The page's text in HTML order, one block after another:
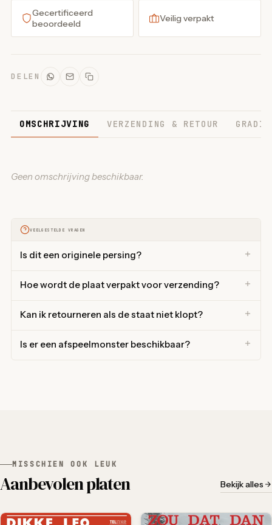
Gecertificeerd
beoordeeld
Veilig verpakt
DELEN
OMSCHRIJVING VERZENDING & RETOUR
Geen omschrijving beschikbaar.
VEELGESTELDE VRAGEN
Is dit een originele persing?
Hoe wordt de plaat verpakt voor verzending?
Kan ik retourneren als de staat niet klopt?
Is er een afspeelmonster beschikbaar?
MISSCHIEN OOK LEUK
Aanbevolen platen Bekijk alles